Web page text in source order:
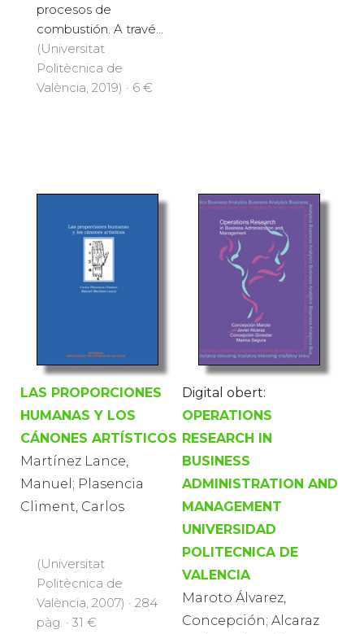
procesos de
combustión. A travé...
(Universitat
Politècnica de
València, 2019) · 6 €
LAS PROPORCIONES
HUMANAS Y LOS
CÁNONES ARTÍSTICOS
Martínez Lance,
Manuel; Plasencia
Climent, Carlos
(Universitat
Politècnica de
València, 2007) · 284
pàg. · 31 €
Digital obert:
OPERATIONS
RESEARCH IN
BUSINESS
ADMINISTRATION AND
MANAGEMENT
UNIVERSIDAD
POLITECNICA DE
VALENCIA
Maroto Álvarez,
Concepción; Alcaraz